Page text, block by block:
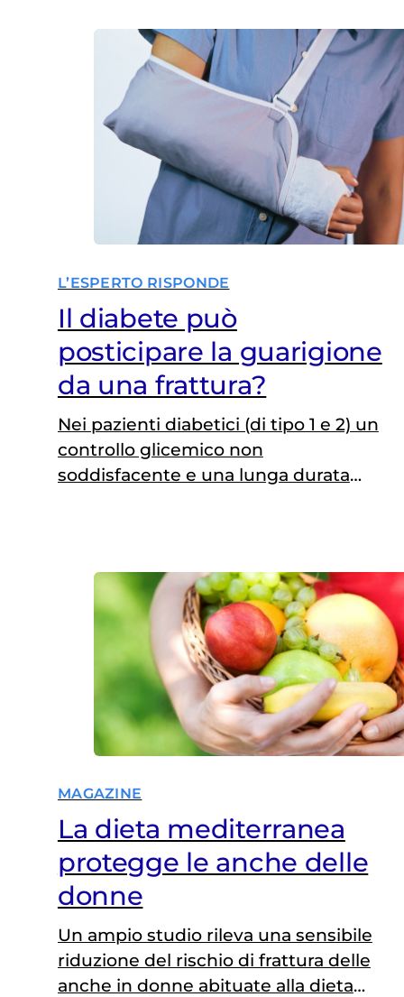
L’ESPERTO RISPONDE
Il diabete può
posticipare la guarigione
da una frattura?
Nei pazienti diabetici (di tipo 1 e 2) un
controllo glicemico non
soddisfacente e una lunga durata
MAGAZINE
La dieta mediterranea
protegge le anche delle
donne
Un ampio studio rileva una sensibile
riduzione del rischio di frattura delle
anche in donne abituate alla dieta